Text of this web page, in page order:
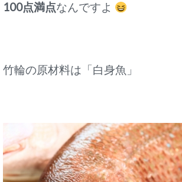
100点満点なんですよ
竹輪の原材料は「白身魚」